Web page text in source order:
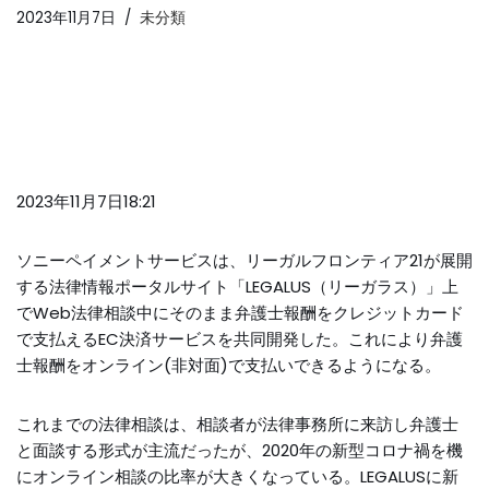
2023年11月7日 未分類
2023年11月7日18:21
ソニーペイメントサービスは、リーガルフロンティア21が展開
する法律情報ポータルサイト「LEGALUS（リーガラス）」上
でWeb法律相談中にそのまま弁護士報酬をクレジットカード
で支払えるEC決済サービスを共同開発した。これにより弁護
士報酬をオンライン(非対面)で支払いできるようになる。
これまでの法律相談は、相談者が法律事務所に来訪し弁護士
と面談する形式が主流だったが、2020年の新型コロナ禍を機
にオンライン相談の比率が大きくなっている。LEGALUSに新